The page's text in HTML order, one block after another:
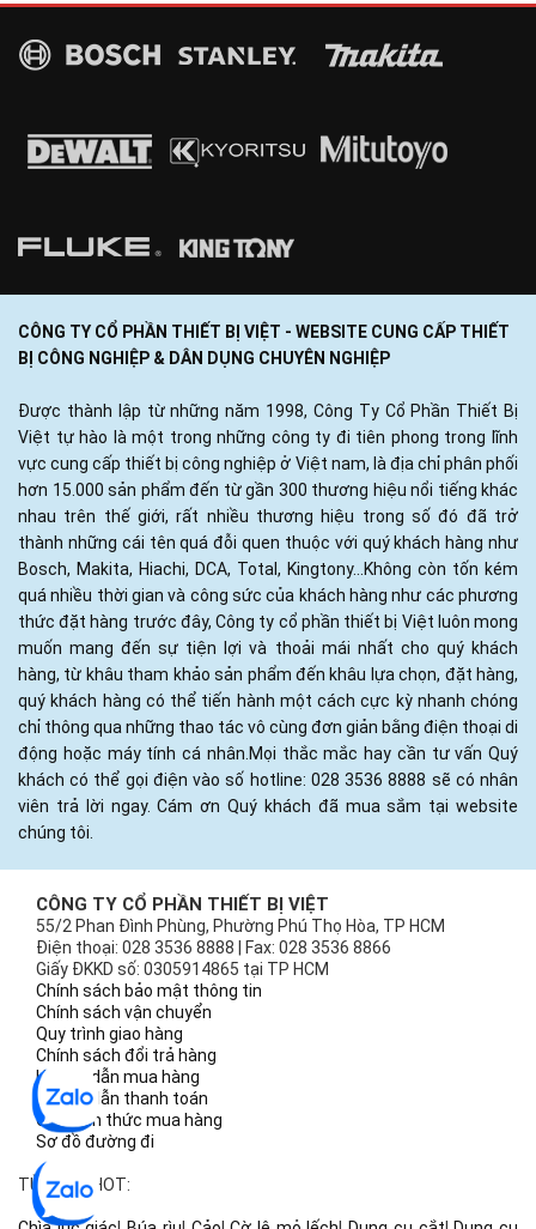
CÔNG TY CỔ PHẦN THIẾT BỊ VIỆT - WEBSITE CUNG CẤP THIẾT
BỊ CÔNG NGHIỆP & DÂN DỤNG CHUYÊN NGHIỆP
Được thành lập từ những năm 1998, Công Ty Cổ Phần Thiết Bị
Việt tự hào là một trong những công ty đi tiên phong trong lĩnh
vực cung cấp thiết bị công nghiệp ở Việt nam, là địa chỉ phân phối
hơn 15.000 sản phẩm đến từ gần 300 thương hiệu nổi tiếng khác
nhau trên thế giới, rất nhiều thương hiệu trong số đó đã trở
thành những cái tên quá đỗi quen thuộc với quý khách hàng như
Bosch, Makita, Hiachi, DCA, Total, Kingtony...Không còn tốn kém
quá nhiều thời gian và công sức của khách hàng như các phương
thức đặt hàng trước đây, Công ty cổ phần thiết bị Việt luôn mong
muốn mang đến sự tiện lợi và thoải mái nhất cho quý khách
hàng, từ khâu tham khảo sản phẩm đến khâu lựa chọn, đặt hàng,
quý khách hàng có thể tiến hành một cách cực kỳ nhanh chóng
chỉ thông qua những thao tác vô cùng đơn giản bằng điện thoại di
động hoặc máy tính cá nhân.Mọi thắc mắc hay cần tư vấn Quý
khách có thể gọi điện vào số hotline: 028 3536 8888 sẽ có nhân
viên trả lời ngay. Cám ơn Quý khách đã mua sắm tại website
chúng tôi.
CÔNG TY CỔ PHẦN THIẾT BỊ VIỆT
55/2 Phan Đình Phùng, Phường Phú Thọ Hòa, TP HCM
Điện thoại: 028 3536 8888 | Fax: 028 3536 8866
Giấy ĐKKD số: 0305914865 tại TP HCM
Chính sách bảo mật thông tin
Chính sách vận chuyển
Quy trình giao hàng
Chính sách đổi trả hàng
Hướng dẫn mua hàng
Hướng dẫn thanh toán
Các hình thức mua hàng
Sơ đồ đường đi
TỪ KHÓA HOT: